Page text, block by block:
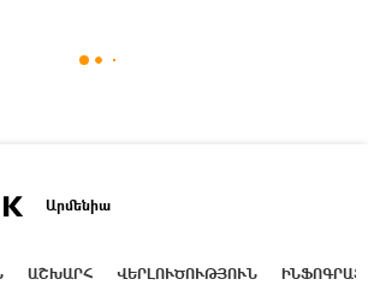
Արմենիա
ԱՇԽԱՐՀ ՎԵՐԼՈՒԾՈՒԹՅՈՒՆ